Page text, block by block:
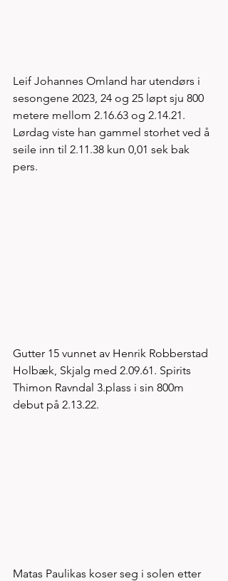
Leif Johannes Omland har utendørs i
sesongene 2023, 24 og 25 løpt sju 800
metere mellom 2.16.63 og 2.14.21.
Lørdag viste han gammel storhet ved å
seile inn til 2.11.38 kun 0,01 sek bak
pers.
Gutter 15 vunnet av Henrik Robberstad
Holbæk, Skjalg med 2.09.61. Spirits
Thimon Ravndal 3.plass i sin 800m
debut på 2.13.22.
Matas Paulikas koser seg i solen etter